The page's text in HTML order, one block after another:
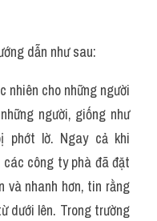
dẫn như sau:
nhiên cho những người
người, giống như
phớt lờ. Ngay cả khi
công ty phà đã đặt
và nhanh hơn, tin rằng
dưới lên. Trong trường